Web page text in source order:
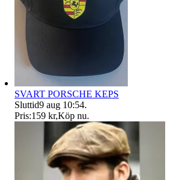
SVART PORSCHE KEPS
Sluttid9 aug 10:54.
Pris:159 kr,Köp nu.